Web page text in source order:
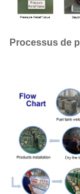
Processus de